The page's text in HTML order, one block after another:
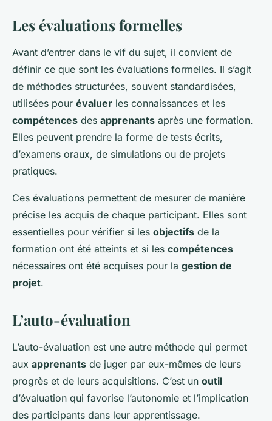
Les évaluations formelles
Avant d’entrer dans le vif du sujet, il convient de
définir ce que sont les évaluations formelles. Il s’agit
de méthodes structurées, souvent standardisées,
utilisées pour évaluer les connaissances et les
compétences des apprenants après une formation.
Elles peuvent prendre la forme de tests écrits,
d’examens oraux, de simulations ou de projets
pratiques.
Ces évaluations permettent de mesurer de manière
précise les acquis de chaque participant. Elles sont
essentielles pour vérifier si les objectifs de la
formation ont été atteints et si les compétences
nécessaires ont été acquises pour la gestion de
projet.
L’auto-évaluation
L’auto-évaluation est une autre méthode qui permet
aux apprenants de juger par eux-mêmes de leurs
progrès et de leurs acquisitions. C’est un outil
d’évaluation qui favorise l’autonomie et l’implication
des participants dans leur apprentissage.